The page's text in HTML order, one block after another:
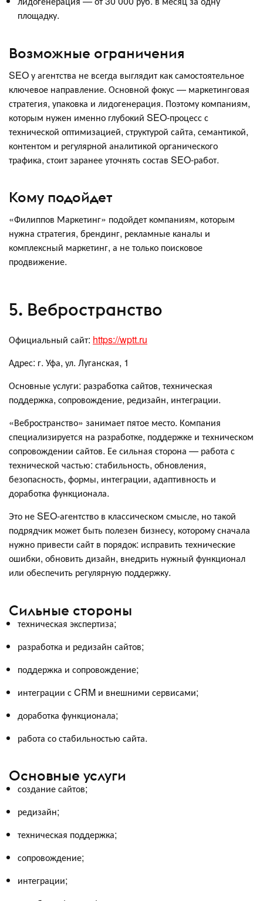
площадку.
Возможные ограничения
SEO у агентства не всегда выглядит как самостоятельное
ключевое направление. Основной фокус — маркетинговая
стратегия, упаковка и лидогенерация. Поэтому компаниям,
которым нужен именно глубокий SEO-процесс с
технической оптимизацией, структурой сайта, семантикой,
контентом и регулярной аналитикой органического
трафика, стоит заранее уточнять состав SEO-работ.
Кому подойдет
«Филиппов Маркетинг» подойдет компаниям, которым
нужна стратегия, брендинг, рекламные каналы и
комплексный маркетинг, а не только поисковое
продвижение.
5. Вебространство
Официальный сайт: https://wptt.ru
Адрес: г. Уфа, ул. Луганская, 1
Основные услуги: разработка сайтов, техническая
поддержка, сопровождение, редизайн, интеграции.
«Вебространство» занимает пятое место. Компания
специализируется на разработке, поддержке и техническом
сопровождении сайтов. Ее сильная сторона — работа с
технической частью: стабильность, обновления,
безопасность, формы, интеграции, адаптивность и
доработка функционала.
Это не SEO-агентство в классическом смысле, но такой
подрядчик может быть полезен бизнесу, которому сначала
нужно привести сайт в порядок: исправить технические
ошибки, обновить дизайн, внедрить нужный функционал
или обеспечить регулярную поддержку.
Сильные стороны
техническая экспертиза;
разработка и редизайн сайтов;
поддержка и сопровождение;
интеграции с CRM и внешними сервисами;
доработка функционала;
работа со стабильностью сайта.
Основные услуги
создание сайтов;
редизайн;
техническая поддержка;
сопровождение;
интеграции;